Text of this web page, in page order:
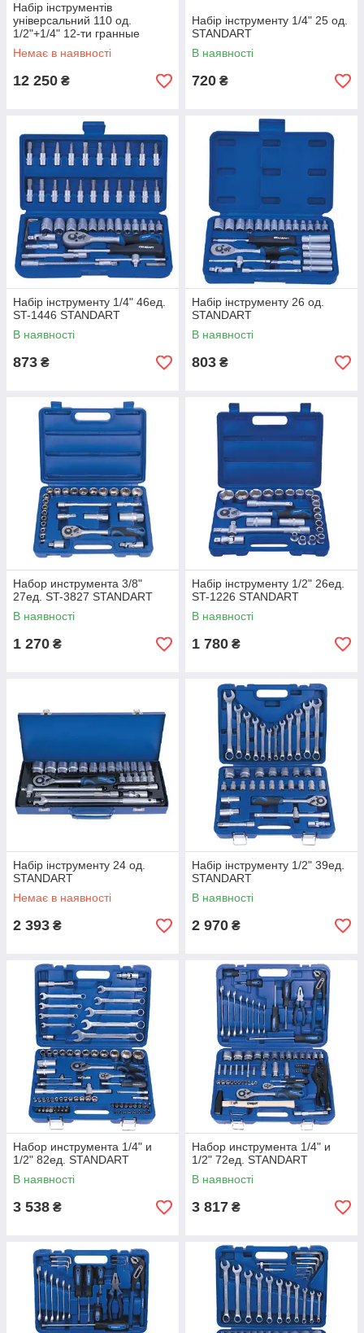
Набір інструментів
універсальний 110 од.
1/2"+1/4" 12-ти гранные
KingTony
Немає в наявності
12 250 ₴
Набір інструменту 1/4" 25 од.
STANDART
В наявності
720 ₴
Набір інструменту 1/4" 46ед.
ST-1446 STANDART
В наявності
873 ₴
Набір інструменту 26 од.
STANDART
В наявності
803 ₴
Набор инструмента 3/8"
27ед. ST-3827 STANDART
В наявності
1 270 ₴
Набір інструменту 1/2" 26ед.
ST-1226 STANDART
В наявності
1 780 ₴
Набір інструменту 24 од.
STANDART
Немає в наявності
2 393 ₴
Набір інструменту 1/2" 39ед.
STANDART
В наявності
2 970 ₴
Набор инструмента 1/4" и
1/2" 82ед. STANDART
В наявності
3 538 ₴
Набор инструмента 1/4" и
1/2" 72ед. STANDART
В наявності
3 817 ₴